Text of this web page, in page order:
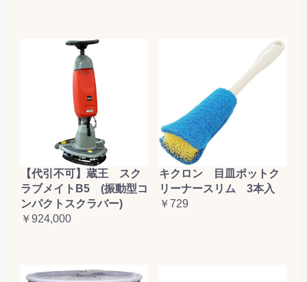
【代引不可】蔵王 スク
ラブメイトB5 (振動型コ
ンパクトスクラバー)
￥924,000
キクロン 目皿ポットク
リーナースリム 3本入
￥729